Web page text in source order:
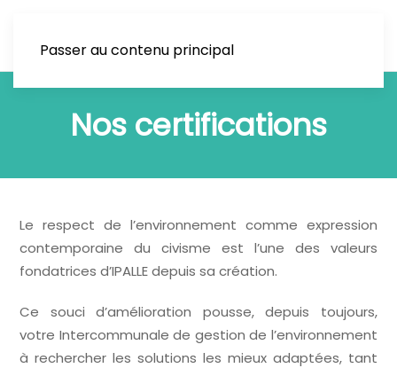
Passer au contenu principal
Nos certifications
Le respect de l’environnement comme expression
contemporaine du civisme est l’une des valeurs
fondatrices d’IPALLE depuis sa création.
Ce souci d’amélioration pousse, depuis toujours,
votre Intercommunale de gestion de l’environnement
à rechercher les solutions les mieux adaptées, tant